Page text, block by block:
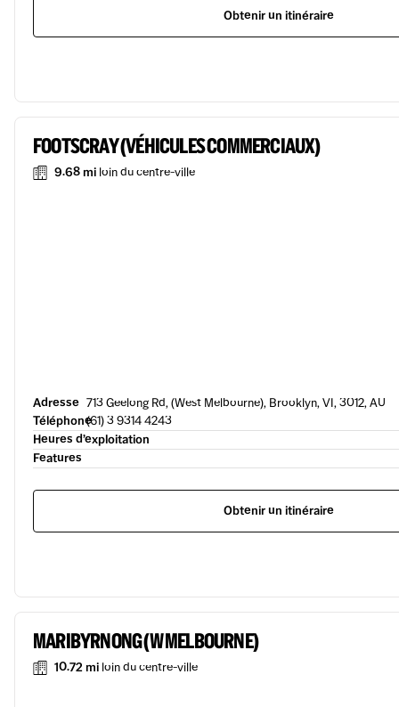
Obtenir un itinéraire
FOOTSCRAY (VÉHICULES COMMERCIAUX)
9.68 mi loin du centre-ville
Adresse 713 Geelong Rd, (West Melbourne), Brooklyn, VI, 3012, AU
Téléphone(61) 3 9314 4243
Heures d’exploitation
Features
Obtenir un itinéraire
MARIBYRNONG (W MELBOURNE)
10.72 mi loin du centre-ville